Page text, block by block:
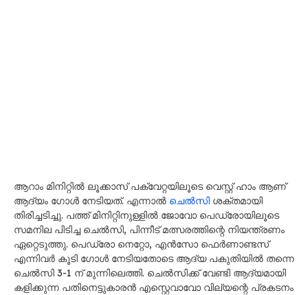
ആറാം മിനിറ്റിൽ ലൂക്കാസ് പക്വേറ്റയിലൂടെ വെസ്റ്റ് ഹാം ആണ്
ആദ്യം ഗോൾ നേടിയത്. എന്നാൽ ചെൽസി ശക്തമായി
തിരിച്ചടിച്ചു. പത്ത് മിനിറ്റിനുള്ളിൽ ജോവോ പെഡ്രോയിലൂടെ
സമനില പിടിച്ച ചെൽസി, പിന്നീട് മത്സരത്തിന്റെ നിയന്ത്രണം
ഏറ്റെടുത്തു. പെഡ്രോ നെറ്റോ, എൻസോ ഫെർണാണ്ടസ്
എന്നിവർ കൂടി ഗോൾ നേടിയതോടെ ആദ്യ പകുതിയിൽ തന്നെ
ചെൽസി 3-1 ന് മുന്നിലെത്തി. ചെൽസിക്ക് വേണ്ടി ആദ്യമായി
കളിക്കുന്ന പതിനെട്ടുകാരൻ എസ്റ്റെവാവോ വില്യന്റെ പ്രകടനം